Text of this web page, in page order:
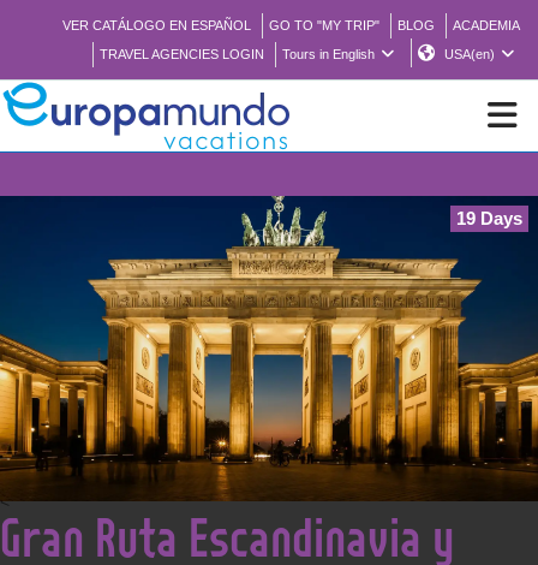
VER CATÁLOGO EN ESPAÑOL GO TO "MY TRIP" BLOG
ACADEMIA
TRAVEL AGENCIES LOGIN
Tours in English USA(en)
BROCHURE PDF
WHERE TO BUY
FEATURED
ABOUT US
CONTACT
19 Days
<
Gran Ruta Escandinavia y